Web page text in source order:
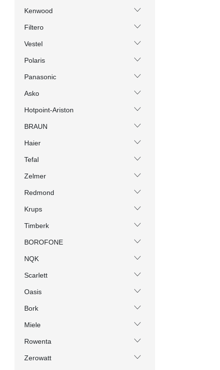
Kenwood
Filtero
Vestel
Polaris
Panasonic
Asko
Hotpoint-Ariston
BRAUN
Haier
Tefal
Zelmer
Redmond
Krups
Timberk
BOROFONE
NQK
Scarlett
Oasis
Bork
Miele
Rowenta
Zerowatt